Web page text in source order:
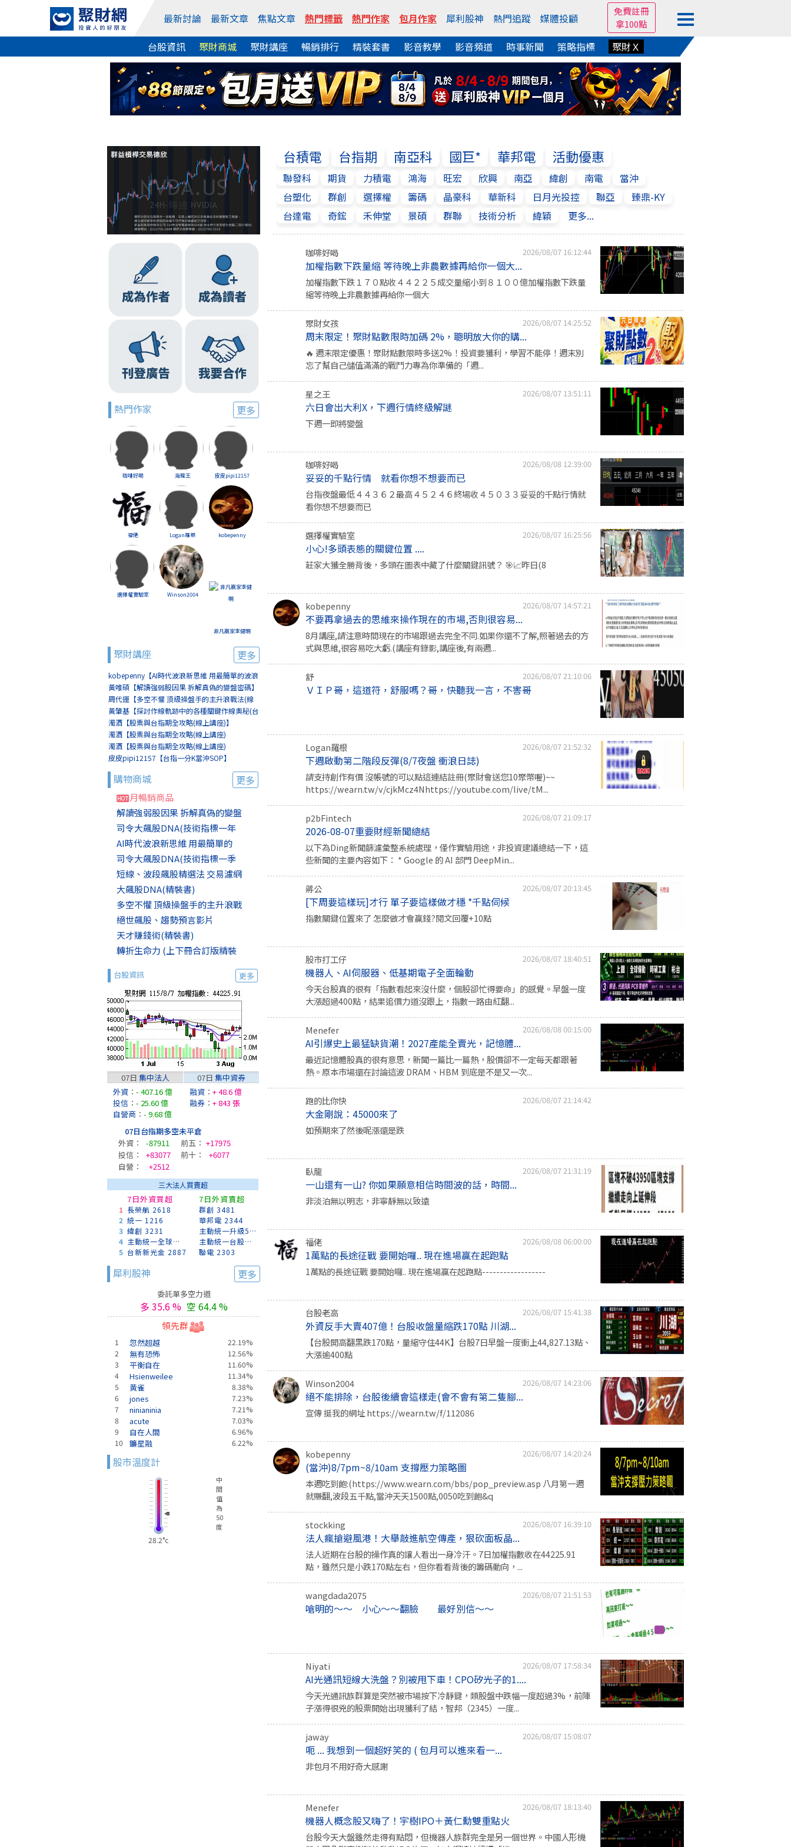
最新討論 最新文章 焦點文章 熱門標籤 熱門作家 包月作家 犀利股神 熱門追蹤 媒體投顧
免費註冊
拿100點
台股資訊 聚財商城 聚財講座 暢銷排行 精裝套書 影音教學 影音頻道 時事新聞 策略指標 聚財Ｘ
熱門作家 更多
咖啡好喝 海龍王 皮皮pipi12157
福佬 Logan羅根 kobepenny
選擇權實驗室 Winson2004
非凡贏家李健明
聚財講座 更多
kobepenny【AI時代波浪新思維 用最簡單的波浪
賺最簡單的錢(線上講座)】
黃唯碩【解讀強弱股因果 拆解真偽的變盤密碼】
周代運【多空不懼 頂級操盤手的主升浪戰法(線
上講座)】
黃肇基【探討作線軌跡中的各種關鍵作線奧秘(台
北)】
濁酒【股票與台指期全攻略(線上講座)】
濁酒【股票與台指期全攻略(線上講座)
(8/2+8/9)】
濁酒【股票與台指期全攻略(線上講座)
(8/16+8/23)】
皮皮pipi12157【台指一分K當沖SOP】
購物商城 更多
月暢銷商品
解讀強弱股因果 拆解真偽的變盤
司令大飆股DNA(技術指標一年
AI時代波浪新思維 用最簡單的
司令大飆股DNA(技術指標一季
短線、波段飆股精選法 交易濾網
大飆股DNA(精裝書)
多空不懼 頂級操盤手的主升浪戰
絕世飆股、趨勢預言影片
天才賺錢術(精裝書)
轉折生命力 (上下冊合訂版精裝
台股資訊 更多
07日 集中法人
外資 ： - 407.16 億
投信 ： - 25.60 億
自營商 ： - 9.68 億
07日 集中資券
融資 ： + 48.6 億
融券 ： + 843 張
07日台指期多空未平倉
外資：
-87911 前五： +17975
投信：
+83077 前十：
+6077
自營：
+2512
三大法人買賣超
1
2
3
4
5
7日外資買超
長榮航 2618
統一 1216
緯創 3231
主動統一全球創新 00988A
台新新光金 2887
7日外資賣超
群創 3481
華邦電 2344
主動統一升級50 00403A
主動統一台股增長 00981A
聯電 2303
犀利股神 更多
委託單多空力道
多 35.6 % 空 64.4 %
領先群
1 忽然超越
22.19%
2
無有恐怖
12.56%
3
平衡自在
11.60%
4
Hsienweilee
11.34%
5
黃雀
8.38%
6
jones
7.23%
7
ninianinia
7.21%
8
acute
7.03%
9
自在人間
6.96%
10
鐮星融 6.22%
股市溫度計
中
間
值
為
50
度
28.2°c
台積電 台指期 南亞科 國巨* 華邦電 活動優惠
聯發科 期貨 力積電 鴻海 旺宏 欣興 南亞 緯創 南電
當沖
台塑化
群創 選擇權 籌碼 晶豪科 華新科 日月光投控 聯亞
臻鼎-KY
台達電
奇鋐 禾伸堂 景碩 群聯 技術分析 緯穎 更多...
咖啡好喝 2026/08/07 16:12:44
加權指數下跌量縮 等待晚上非農數據再給你一個大...
加權指數下跌１７０點收４４２２５成交量縮小到８１００億加權指數下跌量
縮等待晚上非農數據再給你一個大
聚財女孩 2026/08/07 14:25:52
周末限定！聚財點數限時加碼 2%，聰明放大你的購...
🔥 週末限定優惠！聚財點數限時多送2%！投資要獲利，學習不能停！週末別
忘了幫自己儲值滿滿的戰鬥力專為你準備的「週...
星之王 2026/08/07 13:51:11
六日會出大利X，下週行情終級解謎
下週一即將變盤
咖啡好喝 2026/08/08 12:39:00
妥妥的千點行情 就看你想不想要而已
台指夜盤最低４４３６２最高４５２４６終場收４５０３３妥妥的千點行情就
看你想不想要而已
選擇權實驗室 2026/08/07 16:25:56
小心!多頭表態的關鍵位置 ....
莊家大獲全勝背後，多頭在圖表中藏了什麼關鍵訊號？ 🎯📈昨日(8
kobepenny 2026/08/07 14:57:21
不要再拿過去的思維來操作現在的市場,否則很容易...
8月講座,請注意時間現在的市場跟過去完全不同.如果你還不了解,照著過去的方
式與思維,很容易吃大虧.(講座有錄影,講座後,有兩週...
舒 2026/08/07 21:10:06
ＶＩＰ哥，這道符，舒服嗎？哥，快聽我一言，不害哥
Logan羅根 2026/08/07 21:52:32
下週啟動第二階段反彈(8/7夜盤 衝浪日誌)
請支持創作有價 沒帳號的可以點這連結註冊(聚財會送您10聚幣喔)~~
https://wearn.tw/v/cjkMcz4Nhttps://youtube.com/live/tM...
p2bFintech 2026/08/07 21:09:17
2026-08-07重要財經新聞總結
以下為Ding新聞篩濾彙整系統處理，僅作實驗用途，非投資建議總結一下，這
些新聞的主要內容如下： * Google 的 AI 部門 DeepMin...
蔣公 2026/08/07 20:13:45
[下周要這樣玩]才行 單子要這樣做才穩 *千點伺候
指數關鍵位置來了 怎麼做才會贏錢?閱文回覆+10點
股市打工仔 2026/08/07 18:40:51
機器人、AI伺服器、低基期電子全面輪動
今天台股真的很有「指數看起來沒什麼，個股卻忙得要命」的感覺。早盤一度
大漲超過400點，結果追價力道沒跟上，指數一路由紅翻...
Menefer 2026/08/08 00:15:00
AI引爆史上最猛缺貨潮！2027產能全賣光，記憶體...
最近記憶體股真的很有意思，新聞一篇比一篇熱，股價卻不一定每天都跟著
熱。原本市場還在討論這波 DRAM、HBM 到底是不是又一次...
跑的比你快 2026/08/07 21:14:42
大金剛說：45000來了
如預期來了然後呢漲還是跌
臥龍 2026/08/07 21:31:19
一山還有一山? 你如果願意相信時間波的話，時間...
非淡泊無以明志，非寧靜無以致遠
福佬 2026/08/08 06:00:00
1萬點的長途征戰 要開始囉.. 現在進場贏在起跑點
1萬點的長途征戰 要開始囉.. 現在進場贏在起跑點------------------
台股老高 2026/08/07 15:41:38
外資反手大賣407億！台股收盤量縮跌170點 川湖...
【台股開高翻黑跌170點，量縮守住44K】台股7日早盤一度衝上44,827.13點、
大漲逾400點
Winson2004 2026/08/07 14:23:06
絕不能排除，台股後續會這樣走(會不會有第二隻腳...
宣傳 挺我的網址 https://wearn.tw/f/112086
kobepenny 2026/08/07 14:20:24
(當沖)8/7pm~8/10am 支撐壓力策略圖
本週吃到飽:(https://www.wearn.com/bbs/pop_preview.asp 八月第一週
就賺翻,波段五千點,當沖天天1500點,0050吃到飽&q
stockking 2026/08/07 16:39:10
法人瘋搶避風港！大舉敲進航空傳產，狠砍面板晶...
法人近期在台股的操作真的讓人看出一身冷汗。7日加權指數收在44225.91
點，雖然只是小跌170點左右，但你看看背後的籌碼動向，...
wangdada2075 2026/08/07 21:51:53
嗆明的～～ 小心～～翻臉 最好別信～～
Niyati 2026/08/07 17:58:34
AI光通訊短線大洗盤？別被甩下車！CPO矽光子的1....
今天光通訊族群算是突然被市場按下冷靜鍵，類股盤中跌幅一度超過3%，前陣
子漲得很兇的股票開始出現獲利了結，智邦（2345）一度...
jaway 2026/08/07 15:08:07
呃 ... 我想到一個超好笑的 ( 包月可以進來看一...
非包月不用好奇大感謝
Menefer 2026/08/07 18:13:40
機器人概念股又嗨了！宇樹IPO＋黃仁勳雙重點火
台股今天大盤雖然走得有點悶，但機器人族群完全是另一個世界。中國人形機